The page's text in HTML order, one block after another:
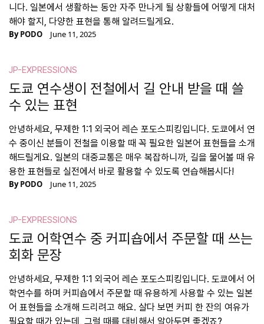
니다. 일본에서 생활하는 동안 자주 만나게 될 상황들에 어떻게 대처
해야 할지, 다양한 표현을 통해 알려드릴게요.
ByPODO June 11, 2025
JP-EXPRESSIONS
도쿄 연수생이 전철에서 길 안내 받을 때 쓸
수 있는 표현
안녕하세요, 무제한 1:1 외국어 레슨 포도스피킹입니다. 도쿄에서 연
수 중이신 분들이 전철을 이용할 때 꼭 필요한 일본어 표현들을 소개
해드릴게요. 일본의 대중교통은 매우 복잡하니까, 길을 물어볼 때 유
용한 표현들로 실전에서 바로 활용할 수 있도록 연습해봅시다!
ByPODO June 11, 2025
JP-EXPRESSIONS
도쿄 어학연수 중 커피숍에서 주문할 때 쓰는
회화 문장
안녕하세요, 무제한 1:1 외국어 레슨 포도스피킹입니다. 도쿄에서 어
학연수를 하며 커피숍에서 주문할 때 유용하게 사용할 수 있는 일본
어 표현들을 소개해 드리려고 해요. 살다 보면 커피 한 잔의 여유가
필요할 때가 있는데, 그럴 때를 대비해서 알아두면 좋겠죠?